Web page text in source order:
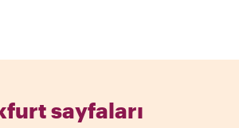
sayfaları